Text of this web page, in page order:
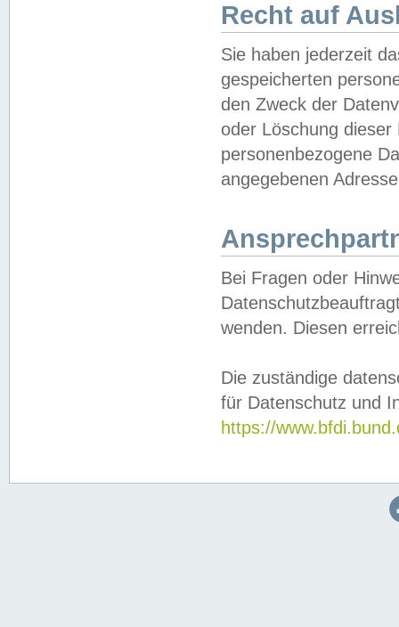
Recht auf
Sie haben jederzeit
gespeicherten
den Zweck der
oder Löschung
personenbezogene
angegebenen
Bei Fragen oder
wenden. Diesen
Die zuständige
für Datenschutz und
https://